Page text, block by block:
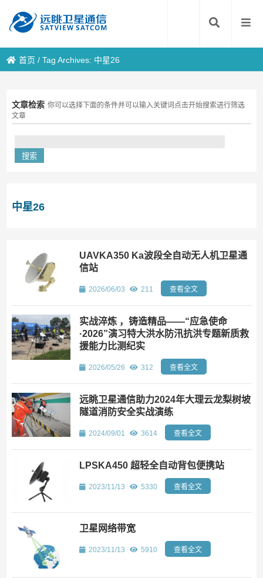
首页 /Tag Archives: 中星26
文章检索 你可以选择下面的条件并可以输入关键词点击开始搜索进行筛选
文章
中星26
UAVKA350 Ka波段全自动无人机卫星通
信站
2026/06/03 211 查看全文
实战淬炼 ，铸造精品——“应急使命
·2026”演习特大洪水防汛抗洪专题新质救
援能力比测纪实
2026/05/26 312 查看全文
远眺卫星通信助力2024年大理云龙梨树坡
隧道消防安全实战演练
2024/09/01 3614 查看全文
LPSKA450 超轻全自动背包便携站
2023/11/13 5330 查看全文
卫星网络带宽
2023/11/13 5910 查看全文